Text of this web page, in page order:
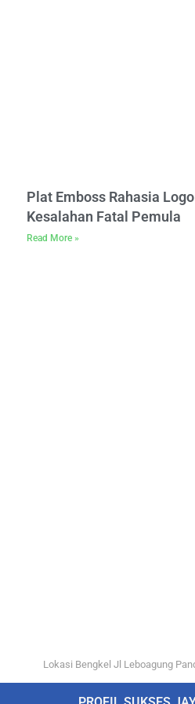
Plat Emboss Rahasia
Kesalahan Fatal Pemula
Read More »
Lokasi Bengkel Jl Leboagung